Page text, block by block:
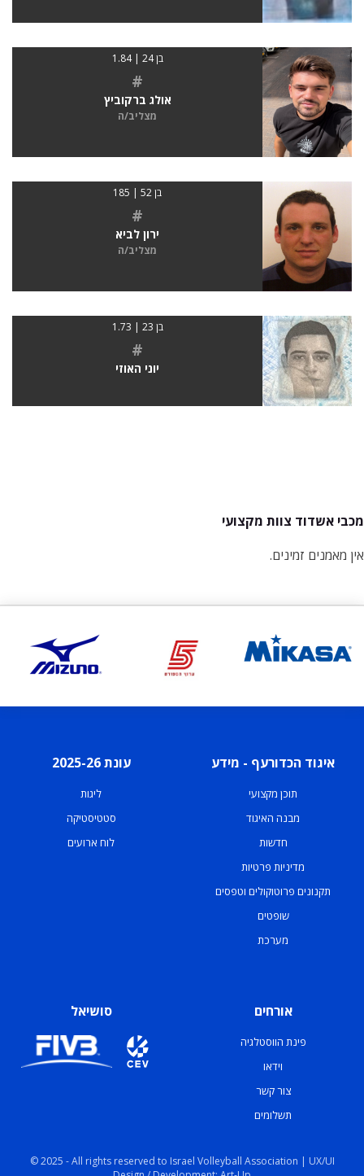
בן 24 | 1.84
#
אולג ברקוביץ
מצליב/ה
בן 52 | 185
#
ירון לביא
מצליב/ה
בן 23 | 1.73
#
יוני האוזי
מכבי אשדוד צוות מקצועי
אין מאמנים זמינים.
איגוד הכדורעף - מידע
תוכן מקצועי
מבנה האיגוד
חדשות
מדיניות פרטיות
תקנונים פרוטוקולים וטפסים
שופטים
מערכת
עונת 2025-26
ליגות
סטטיסטיקה
לוח ארועים
אורחים
פינת הווסטלגיה
וידאו
צור קשר
תשלומים
סושיאל
© 2025 - All rights reserved to Israel Volleyball Association | UX/UI